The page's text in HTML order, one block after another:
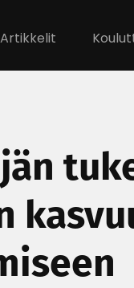
Artikkelit